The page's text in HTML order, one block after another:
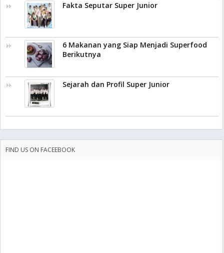
Fakta Seputar Super Junior
6 Makanan yang Siap Menjadi Superfood
Berikutnya
Sejarah dan Profil Super Junior
FIND US ON FACEEBOOK